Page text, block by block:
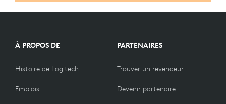
À PROPOS DE
Histoire de Logitech
Emplois
PARTENAIRES
Trouver un revendeur
Devenir partenaire